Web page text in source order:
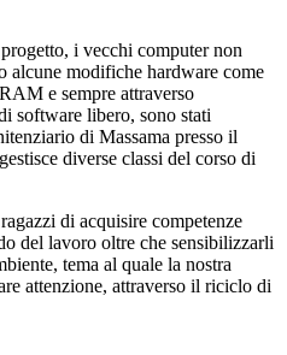
i vecchi computer non
alcune modifiche hardware come
e sempre attraverso
software libero, sono stati
di Massama presso il
diverse classi del corso di
di acquisire competenze
del lavoro oltre che sensibilizzarli
tema al quale la nostra
attenzione, attraverso il riciclo di